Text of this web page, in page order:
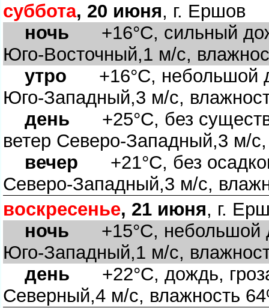
суббота, 20 июня, г. Ершо
ночь +16°C, сильный
Юго-Восточный,1 м/с,
утро +16°C, небольшой
Юго-Западный,3 м/с,
день +25°C, без
етер Северо-Западный,3 м/с,
ечер +21°C, без
Северо-Западный,3 м/с,
оскресенье, 21 июня, г.
ночь +15°C, небольшой
Юго-Западный,1 м/с,
день +22°C, дождь,
Северный,4 м/с, влажность